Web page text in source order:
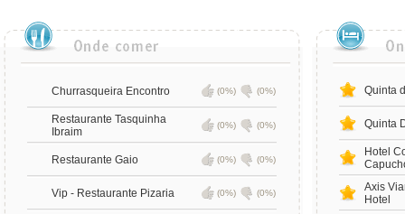
Churrasqueira Encontro (0%) (0%)
Restaurante Tasquinha
Ibraim
(0%) (0%)
Restaurante Gaio (0%) (0%)
Vip - Restaurante Pizaria (0%) (0%)
Quinta
Quinta
Hotel
Axis
Hotel